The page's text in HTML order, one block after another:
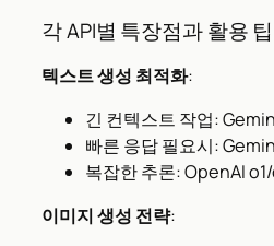
각 API별 특장점과 활용 팁
텍스트 생성 최적화:
긴 컨텍스트 작업:
빠른 응답 필요시:
복잡한 추론: OpenAI
이미지 생성 전략: